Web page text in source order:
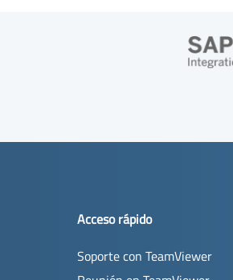
Acceso rápido
Soporte con TeamViewer